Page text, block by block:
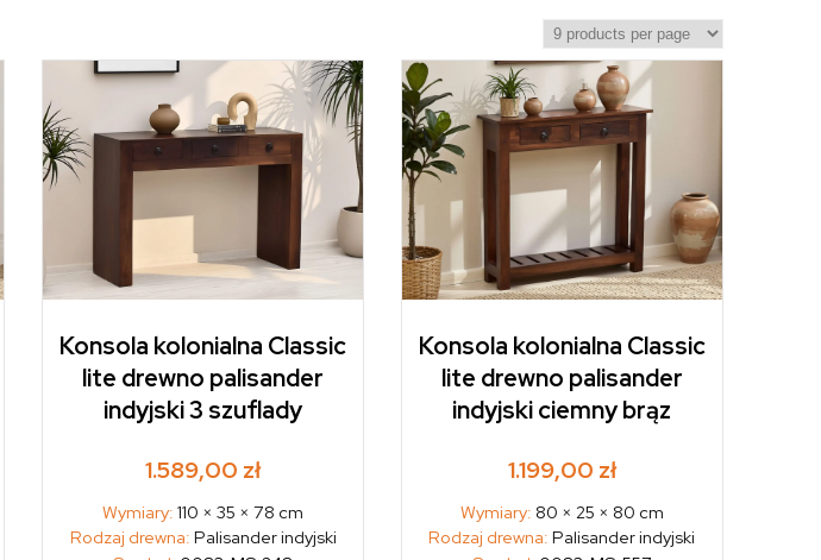
Konsola kolonialna Classic
lite drewno palisander
indyjski 3 szuflady
1.589,00 zł
Wymiary:110 × 35 × 78 cm
Rodzaj drewna: Palisander indyjski
Konsola kolonialna Classic
lite drewno palisander
indyjski ciemny brąz
1.199,00 zł
Wymiary: 80 × 25 × 80 cm
Rodzaj drewna: Palisander indyjski